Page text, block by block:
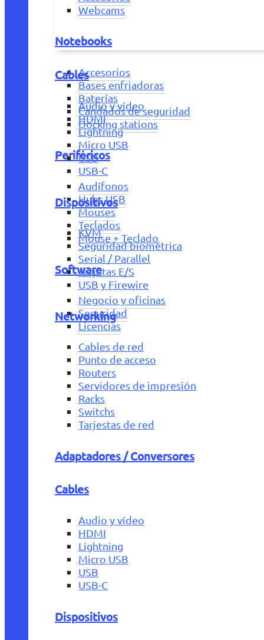
Webcams
Notebooks
Accesorios
Bases enfriadoras
Baterías
Candados de seguridad
Docking stations
Periféricos
Audífonos
Hubs USB
Mouses
Teclados
Mouse + Teclado
Software
Negocio y oficinas
Seguridad
Licencias
Cables
Audio y vídeo
HDMI
Lightning
Micro USB
USB
USB-C
Dispositivos
KVM
Seguridad biométrica
Serial / Parallel
Tarjetas E/S
USB y Firewire
Networking
Cables de red
Punto de acceso
Routers
Servidores de impresión
Racks
Switchs
Tarjestas de red
Adaptadores / Conversores
Cables
Audio y vídeo
HDMI
Lightning
Micro USB
USB
USB-C
Dispositivos